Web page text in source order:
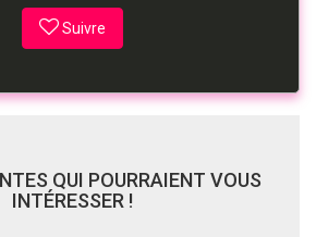
Suivre
QUI POURRAIENT VOUS
INTÉRESSER !